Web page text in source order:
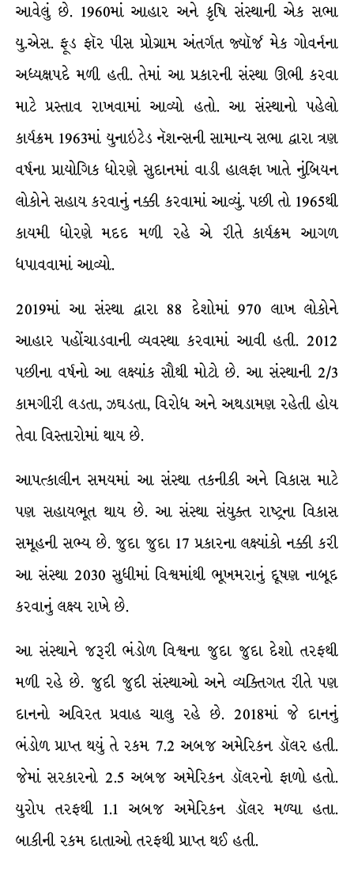
આવેલું છે. 1960માં આહાર અને કૃષિ સંસ્થાની એક સભા
યુ.એસ. ફૂડ ફૉર પીસ પ્રોગ્રામ અંતર્ગત જ્યૉર્જ મેક ગોવર્નના
અધ્યક્ષપદે મળી હતી. તેમાં આ પ્રકારની સંસ્થા ઊભી કરવા
માટે પ્રસ્તાવ રાખવામાં આવ્યો હતો. આ સંસ્થાનો પહેલો
કાર્યક્રમ 1963માં યુનાઇટેડ નૅશન્સની સામાન્ય સભા દ્વારા ત્રણ
વર્ષના પ્રાયોગિક ધોરણે સુદાનમાં વાડી હાલફા ખાતે નુંબિયન
લોકોને સહાય કરવાનું નક્કી કરવામાં આવ્યું. પછી તો 1965થી
કાયમી ધોરણે મદદ મળી રહે એ રીતે કાર્યક્રમ આગળ
ધપાવવામાં આવ્યો.
2019માં આ સંસ્થા દ્વારા 88 દેશોમાં 970 લાખ લોકોને
આહાર પહોંચાડવાની વ્યવસ્થા કરવામાં આવી હતી. 2012
પછીના વર્ષનો આ લક્ષ્યાંક સૌથી મોટો છે. આ સંસ્થાની 2/3
કામગીરી લડતા, ઝઘડતા, વિરોધ અને અથડામણ રહેતી હોય
તેવા વિસ્તારોમાં થાય છે.
આપત્કાલીન સમયમાં આ સંસ્થા તકનીકી અને વિકાસ માટે
પણ સહાયભૂત થાય છે. આ સંસ્થા સંયુક્ત રાષ્ટ્રના વિકાસ
સમૂહની સભ્ય છે. જુદા જુદા 17 પ્રકારના લક્ષ્યાંકો નક્કી કરી
આ સંસ્થા 2030 સુધીમાં વિશ્વમાંથી ભૂખમરાનું દૂષણ નાબૂદ
કરવાનું લક્ષ્ય રાખે છે.
આ સંસ્થાને જરૂરી ભંડોળ વિશ્વના જુદા જુદા દેશો તરફથી
મળી રહે છે. જુદી જુદી સંસ્થાઓ અને વ્યક્તિગત રીતે પણ
દાનનો અવિરત પ્રવાહ ચાલુ રહે છે. 2018માં જે દાનનું
ભંડોળ પ્રાપ્ત થયું તે રકમ 7.2 અબજ અમેરિકન ડૉલર હતી.
જેમાં સરકારનો 2.5 અબજ અમેરિકન ડૉલરનો ફાળો હતો.
યુરોપ તરફથી 1.1 અબજ અમેરિકન ડૉલર મળ્યા હતા.
બાકીની રકમ દાતાઓ તરફથી પ્રાપ્ત થઈ હતી.